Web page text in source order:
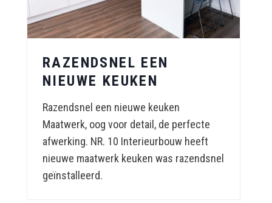
RAZENDSNEL EEN
NIEUWE KEUKEN
Razendsnel een nieuwe keuken
Maatwerk, oog voor detail, de perfecte
afwerking. NR. 10 Interieurbouw heeft
nieuwe maatwerk keuken was razendsnel
geïnstalleerd.